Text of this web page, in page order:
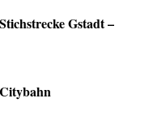
Gstadt –